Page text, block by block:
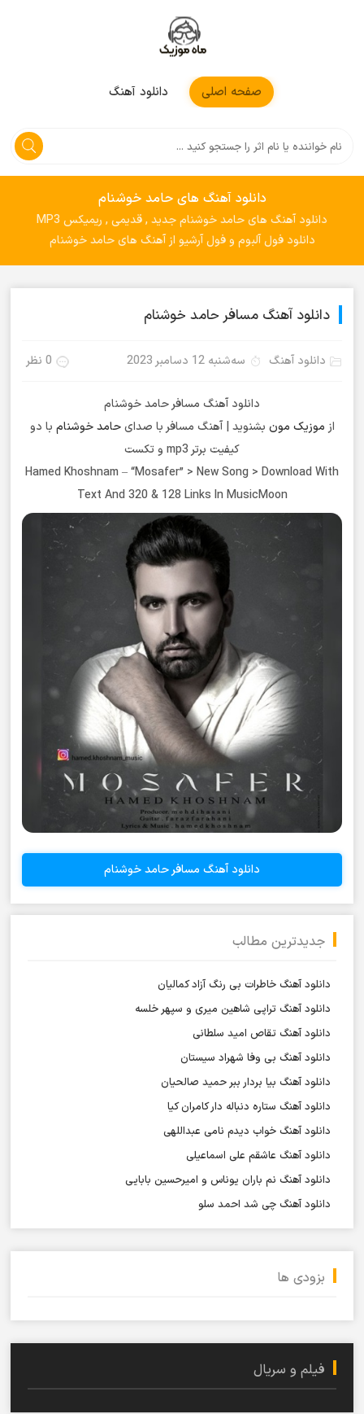
صفحه اصلی دانلود آهنگ
دانلود آهنگ های حامد خوشنام
دانلود آهنگ های حامد خوشنام جدید , قدیمی , ریمیکس MP3
دانلود فول آلبوم و فول آرشیو از آهنگ های حامد خوشنام
دانلود آهنگ مسافر حامد خوشنام
دانلود آهنگ سه‌شنبه 12 دسامبر 2023 0 نظر
دانلود آهنگ مسافر حامد خوشنام
از موزیک مون بشنوید | آهنگ مسافر با صدایحامد خوشنام با دو
کیفیت برتر mp3 و تکست
Hamed Khoshnam – “Mosafer” > New Song > Download With
Text And 320 & 128 Links In MusicMoon
دانلود آهنگ مسافر حامد خوشنام
جدیدترین مطالب
دانلود آهنگ خاطرات بی رنگ آزاد کمالیان
دانلود آهنگ تراپی شاهین میری و سپهر خلسه
دانلود آهنگ تقاص امید سلطانی
دانلود آهنگ بی وفا شهراد سیستان
دانلود آهنگ بیا بردار ببر حمید صالحیان
دانلود آهنگ ستاره دنباله دار کامران کیا
دانلود آهنگ خواب دیدم نامی عبداللهی
دانلود آهنگ عاشقم علی اسماعیلی
دانلود آهنگ نم باران یوناس و امیرحسین بابایی
دانلود آهنگ چی شد احمد سلو
بزودی ها
فیلم و سریال